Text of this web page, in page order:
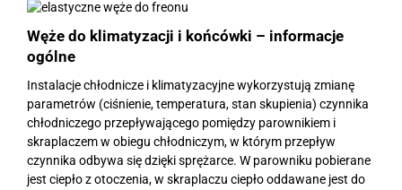
Węże do klimatyzacji i końcówki – informacje
ogólne
Instalacje chłodnicze i klimatyzacyjne wykorzystują zmianę
parametrów (ciśnienie, temperatura, stan skupienia) czynnika
chłodniczego przepływającego pomiędzy parownikiem i
skraplaczem w obiegu chłodniczym, w którym przepływ
czynnika odbywa się dzięki sprężarce. W parowniku pobierane
jest ciepło z otoczenia, w skraplaczu ciepło oddawane jest do